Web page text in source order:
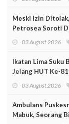
Meski Izin
Petrosea Soroti
03 August 2026
Ikatan Lima Suku
Jelang HUT Ke-81
03 August 2026
Ambulans
Mabuk, Seorang